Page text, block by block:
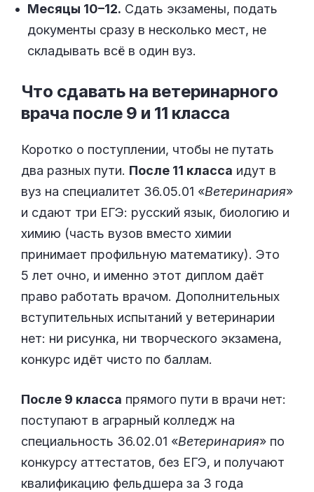
Месяцы 10–12. Сдать экзамены, подать
документы сразу в несколько мест, не
складывать всё в один вуз.
Что сдавать на ветеринарного
врача после 9 и 11 класса
Коротко о поступлении, чтобы не путать
два разных пути. После 11 класса идут в
вуз на специалитет 36.05.01 «Ветеринария»
и сдают три ЕГЭ: русский язык, биологию и
химию (часть вузов вместо химии
принимает профильную математику). Это
5 лет очно, и именно этот диплом даёт
право работать врачом. Дополнительных
вступительных испытаний у ветеринарии
нет: ни рисунка, ни творческого экзамена,
конкурс идёт чисто по баллам.
После 9 класса прямого пути в врачи нет:
поступают в аграрный колледж на
специальность 36.02.01 «Ветеринария» по
конкурсу аттестатов, без ЕГЭ, и получают
квалификацию фельдшера за 3 года